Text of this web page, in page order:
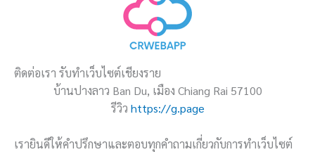
ติดต่อเรา รับทำเว็บไซต์เชียงราย
บ้านปางลาว Ban Du, เมือง Chiang Rai 57100
รีวิว https://g.page
เรายินดีให้คำปรึกษาและตอบทุกคำถามเกี่ยวกับการทำเว็บไซต์